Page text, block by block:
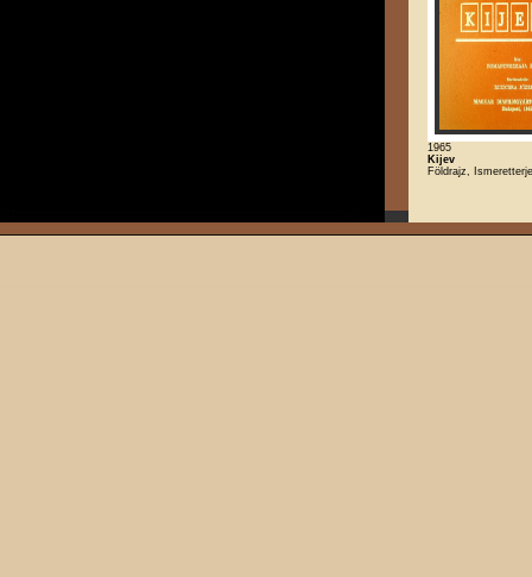
1965
Kijev
Földrajz,